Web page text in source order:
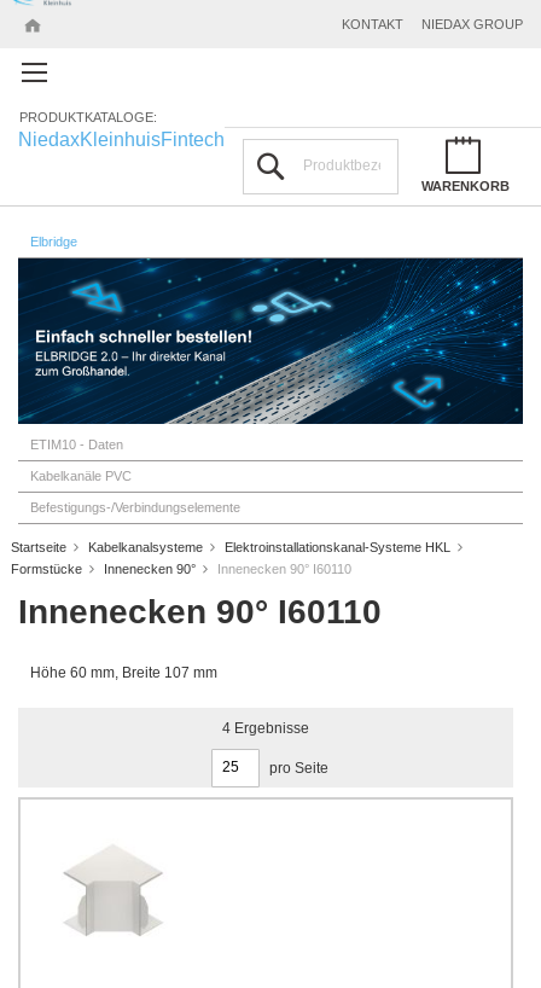
NIEDAX GROUP
KONTAKT
PRODUKTKATALOGE:
NiedaxKleinhuisFintech
WARENKORB
Elbridge
ETIM10 - Daten
Kabelkanäle PVC
Befestigungs-/Verbindungselemente
Startseite Kabelkanalsysteme
Elektroinstallationskanal-Systeme HKL
Formstücke
Innenecken 90° Innenecken 90° I60110
Innenecken 90° I60110
Höhe 60 mm, Breite 107 mm
4Ergebnisse
pro Seite